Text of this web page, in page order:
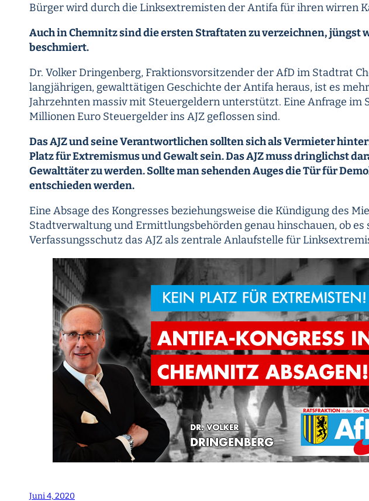
Bürger wird durch die Linksextremisten der Antifa für ihren wirren
Auch in Chemnitz sind die ersten Straftaten zu verzeichnen, jüngst
beschmiert.
Dr. Volker Dringenberg, Fraktionsvorsitzender der AfD im Stadtrat
langjährigen, gewalttätigen Geschichte der Antifa heraus, ist es
Jahrzehnten massiv mit Steuergeldern unterstützt. Eine Anfrage im
Millionen Euro Steuergelder ins AJZ geflossen sind.
Das AJZ und seine Verantwortlichen sollten sich als Vermieter
Platz für Extremismus und Gewalt sein. Das AJZ muss dringlichst
Gewalttäter zu werden. Sollte man sehenden Auges die Tür für
entschieden werden.
Eine Absage des Kongresses beziehungsweise die Kündigung des
Stadtverwaltung und Ermittlungsbehörden genau hinschauen, ob
Verfassungsschutz das AJZ als zentrale Anlaufstelle für
Juni 4, 2020